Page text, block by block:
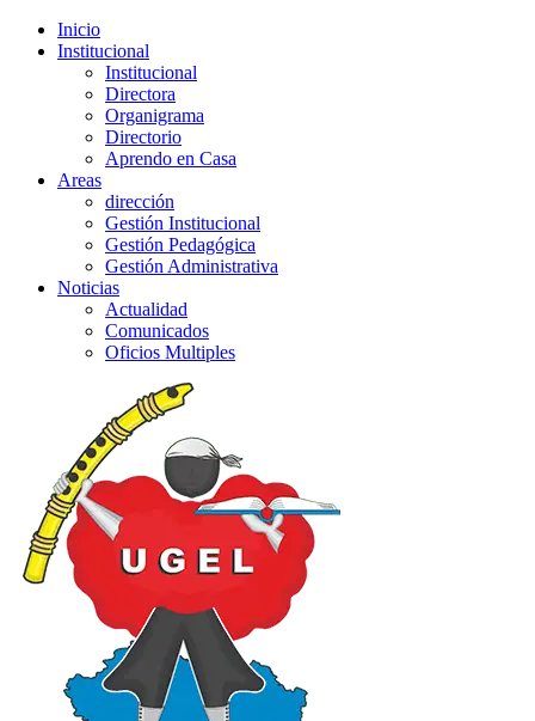
Inicio
Institucional
Institucional
Directora
Organigrama
Directorio
Aprendo en Casa
Areas
dirección
Gestión Institucional
Gestión Pedagógica
Gestión Administrativa
Noticias
Actualidad
Comunicados
Oficios Multiples